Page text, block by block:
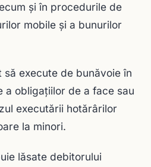
şi în proce­durile de
mobile şi a bunurilor
să execute de bunăvoie în
a obligaţiilor de a face sau
executării hotărârilor
la minori.
lăsate debitorului